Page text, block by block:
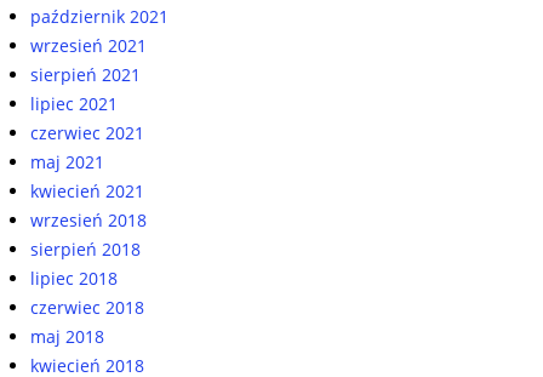
październik 2021
wrzesień 2021
sierpień 2021
lipiec 2021
czerwiec 2021
maj 2021
kwiecień 2021
wrzesień 2018
sierpień 2018
lipiec 2018
czerwiec 2018
maj 2018
kwiecień 2018